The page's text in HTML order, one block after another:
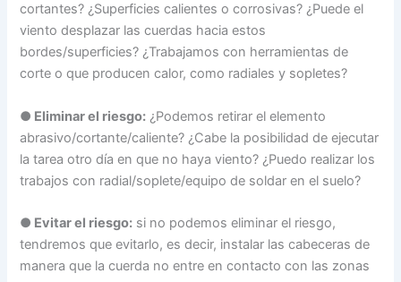
cortantes? ¿Superficies calientes o corrosivas? ¿Puede el
viento desplazar las cuerdas hacia estos
bordes/superficies? ¿Trabajamos con herramientas de
corte o que producen calor, como radiales y sopletes?
● Eliminar el riesgo: ¿Podemos retirar el elemento
abrasivo/cortante/caliente? ¿Cabe la posibilidad de ejecutar
la tarea otro día en que no haya viento? ¿Puedo realizar los
trabajos con radial/soplete/equipo de soldar en el suelo?
● Evitar el riesgo: si no podemos eliminar el riesgo,
tendremos que evitarlo, es decir, instalar las cabeceras de
manera que la cuerda no entre en contacto con las zonas